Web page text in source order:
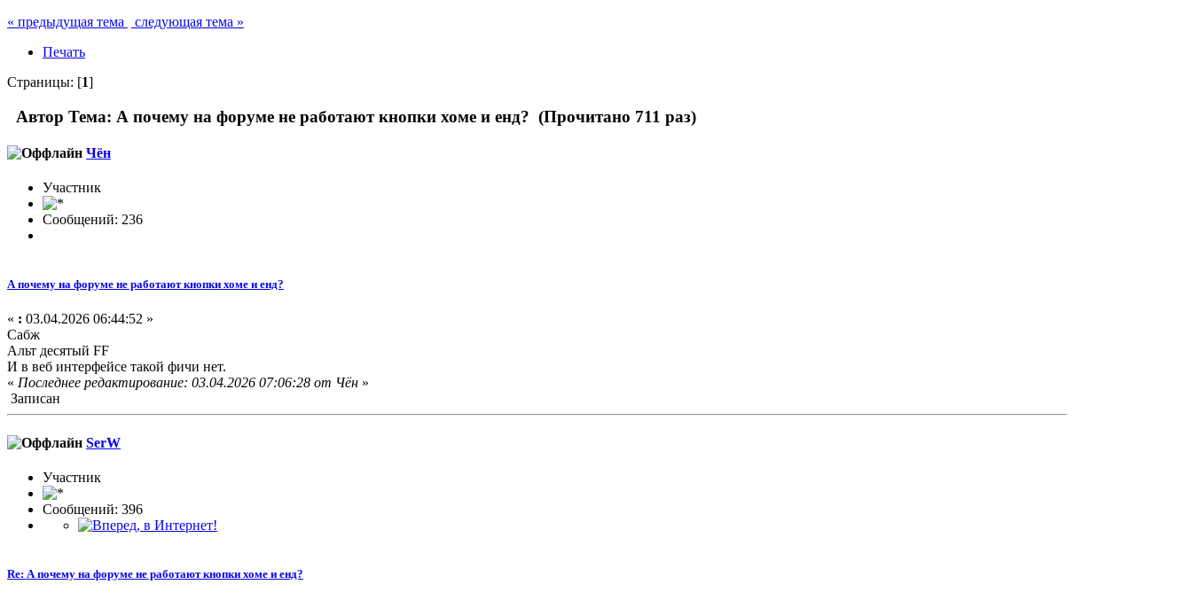
« предыдущая тема
следующая тема »
Печать
Страницы: [1]
Автор Тема: А почему на форуме не работают кнопки хоме и енд? (Прочитано 711 раз)
Чён
Участник
Сообщений: 236
А почему на форуме не работают кнопки хоме и енд?
« : 03.04.2026 06:44:52 »
Сабж
Альт десятый FF
И в веб интерфейсе такой фичи нет.
« Последнее редактирование: 03.04.2026 07:06:28 от Чён »
Записан
SerW
Участник
Сообщений: 396
Re: А почему на форуме не работают кнопки хоме и енд?